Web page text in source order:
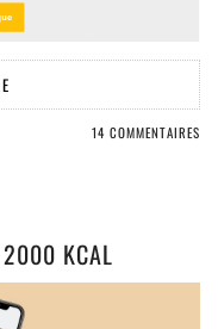
14 COMMENTAIRES
KCAL